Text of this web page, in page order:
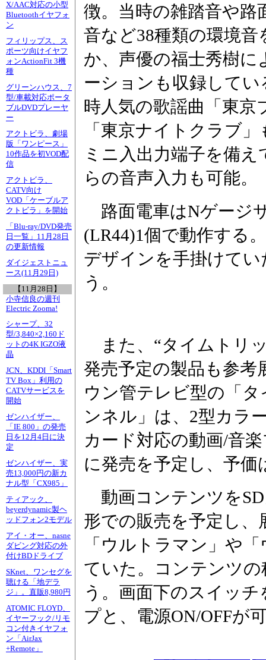
X/AAC対応の小型
Bluetoothイヤフォ
ン
フィリップス、ス
ポーツ向けイヤフ
ォンActionFit 3機
種
グリーンハウス、7
型/車載対応ポータ
ブルDVDプレーヤ
ー
アクトビラ、劇場
版「ワンピース」
10作品を初VOD配
信
アクトビラ、
CATV向け
VOD「ケーブルア
クトビラ」を開始
「Blu-ray/DVD発売
日一覧」11月28日
の更新情報
ダイジェストニュ
ース(11月29日)
【11月28日】
小寺信良の週刊
Electric Zooma!
シャープ、32
型/3,840×2,160ド
ットの4K IGZO液
晶
JCN、KDDI「Smart
TV Box」利用の
CATVサービスを
開始
ゼンハイザー、
「IE 800」の発売
日を12月4日に決
定
ゼンハイザー、実
売13,000円の新カ
ナル型「CX985」
ティアック、
beyerdynamic製ヘ
ッドフォン2モデル
アイ・オー、nasne
ダビング対応の外
付けBDドライブ
SKnet、ワンセグを
聴ける「地デラ
ジ」。直販8,980円
ATOMIC FLOYD、
イヤーフック/リモ
コン付きイヤフォ
ン「AirJax
+Remote」
徴。当時の雑踏音や路
音など38種類の環境音
か、声優の福士秀樹に
ーションも収録してい
時人気の歌謡曲「東京
「東京ナイトクラブ
ミニ入出力端子を備
らの音声入力も可能。
路面電車はNゲージ
(LR44)1個で動作する
デザインを手掛けて
う。
また、“タイムトリ
発売予定の製品も参考
ウン管テレビ型の「
ンネル」は、2型カラ
カード対応の動画/音
に発売を予定し、予価
動画コンテンツを
形での販売を予定し
「ウルトラマン」や
ていた。コンテンツ
う。画面下のスイッ
プと、電源ON/OFFが